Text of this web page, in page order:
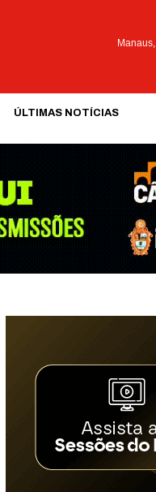
Manaus,
ÚLTIMAS NOTÍCIAS